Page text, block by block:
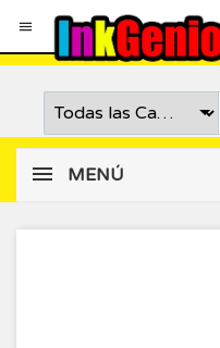

MENÚ